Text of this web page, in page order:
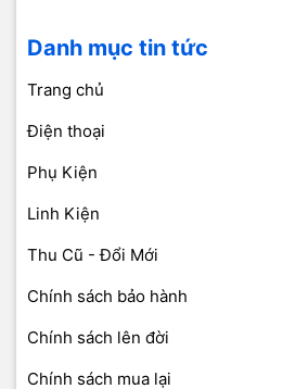
Danh mục tin tức
Trang chủ
Điện thoại
Phụ Kiện
Linh Kiện
Thu Cũ - Đổi Mới
Chính sách bảo hành
Chính sách lên đời
Chính sách mua lại